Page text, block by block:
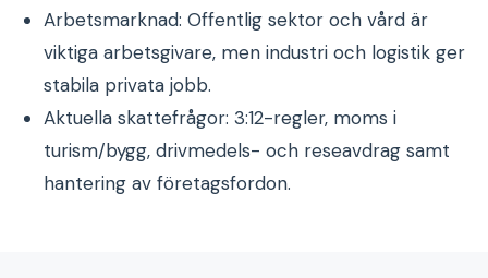
Arbetsmarknad: Offentlig sektor och vård är
viktiga arbetsgivare, men industri och logistik ger
stabila privata jobb.
Aktuella skattefrågor: 3:12-regler, moms i
turism/bygg, drivmedels- och reseavdrag samt
hantering av företagsfordon.